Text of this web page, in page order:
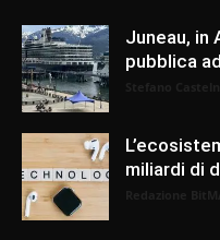
Juneau, in
pubblica
miliardi di